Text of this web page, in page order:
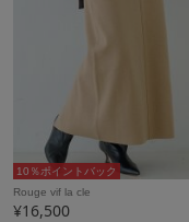
10％ポイントバック
Rouge vif la cle
¥16,500